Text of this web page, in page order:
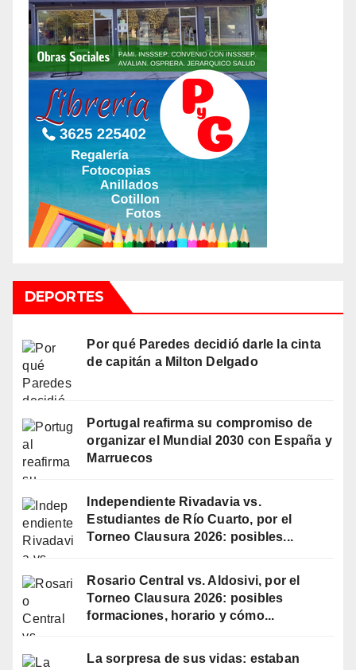
DEPORTES
Por qué Paredes decidió darle la cinta
de capitán a Milton Delgado
Portugal reafirma su compromiso de
organizar el Mundial 2030 con España y
Marruecos
Independiente Rivadavia vs.
Estudiantes de Río Cuarto, por el
Torneo Clausura 2026: posibles...
Rosario Central vs. Aldosivi, por el
Torneo Clausura 2026: posibles
formaciones, horario y cómo...
La sorpresa de sus vidas: estaban